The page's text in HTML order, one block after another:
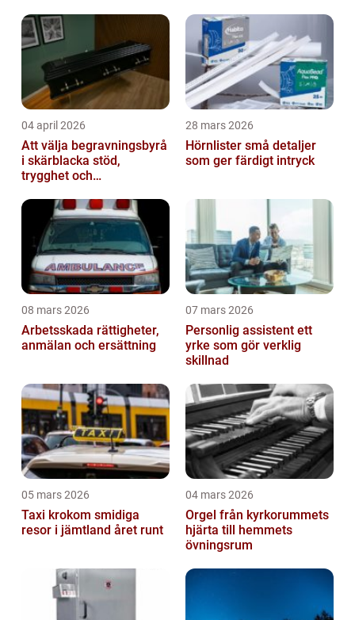
04 april 2026
Att välja begravningsbyrå
i skärblacka stöd,
trygghet och
28 mars 2026
Hörnlister små detaljer
som ger färdigt intryck
08 mars 2026
Arbetsskada rättigheter,
anmälan och ersättning
07 mars 2026
Personlig assistent ett
yrke som gör verklig
skillnad
05 mars 2026
Taxi krokom smidiga
resor i jämtland året runt
04 mars 2026
Orgel från kyrkorummets
hjärta till hemmets
övningsrum